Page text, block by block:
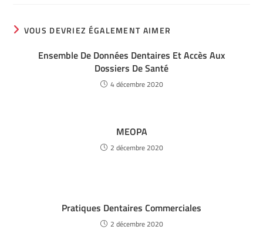
VOUS DEVRIEZ ÉGALEMENT AIMER
Ensemble De Données Dentaires Et Accès Aux
Dossiers De Santé
4 décembre 2020
MEOPA
2 décembre 2020
Pratiques Dentaires Commerciales
2 décembre 2020